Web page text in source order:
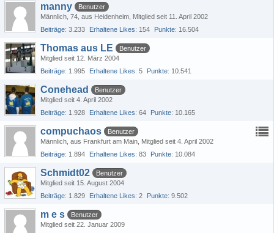
manny
Benutzer
Männlich 74 aus Heidenheim Mitglied seit 11. April 2002
Beiträge 3.233 Erhaltene Likes 154 Punkte 16.504
Thomas aus LE
Benutzer
Mitglied seit 12. März 2004
Beiträge 1.995 Erhaltene Likes 5 Punkte 10.541
Conehead
Benutzer
Mitglied seit 4. April 2002
Beiträge 1.928 Erhaltene Likes 64 Punkte 10.165
compuchaos
Benutzer
Männlich aus Frankfurt am Main Mitglied seit 4. April 2002
Beiträge 1.894 Erhaltene Likes 83 Punkte 10.084
Schmidt02
Benutzer
Mitglied seit 15. August 2004
Beiträge 1.829 Erhaltene Likes 2 Punkte 9.502
m e s
Benutzer
Mitglied seit 22. Januar 2009